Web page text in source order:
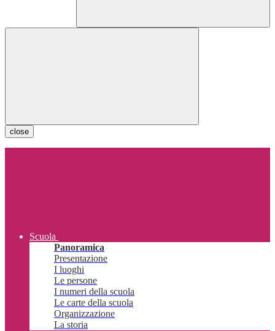
close
Scuola
Panoramica
Presentazione
I luoghi
Le persone
I numeri della scuola
Le carte della scuola
Organizzazione
La storia